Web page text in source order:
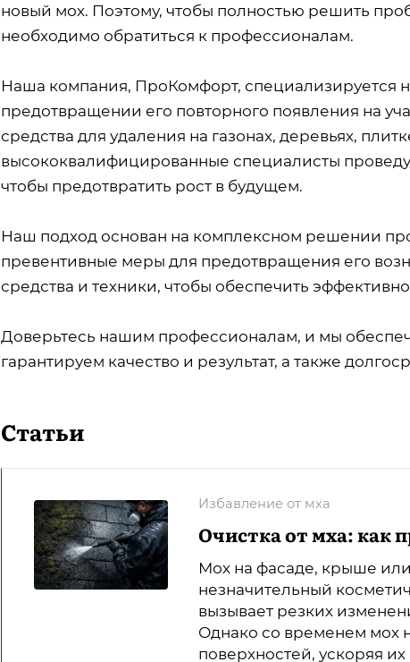
новый мох. Поэтому, чтобы полностью решить
необходимо обратиться к профессионалам.
Наша компания, ПроКомфорт,
предотвращении его повторного появления на
средства для удаления на газонах, деревьях,
высококвалифицированные специалисты
чтобы предотвратить рост в будущем.
Наш подход основан на комплексном решении
превентивные меры для предотвращения его
средства и техники, чтобы обеспечить
Доверьтесь нашим профессионалам, и мы
гарантируем качество и результат, а также
Статьи
Избавление от мха
Очистка от мха: как
Мох на фасаде, крыше
незначительный
вызывает резких
Однако со временем мох
поверхностей, ускоряя